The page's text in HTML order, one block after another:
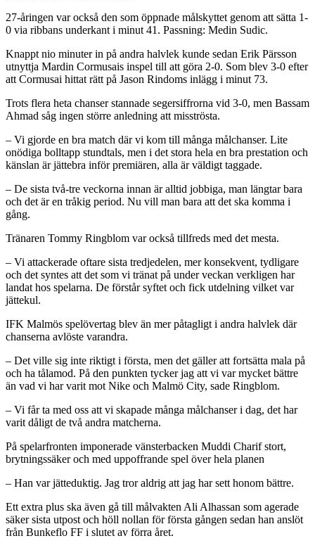
27-åringen var också den som öppnade målskyttet genom att sätta 1-
0 via ribbans underkant i minut 41. Passning: Medin Sudic.
Knappt nio minuter in på andra halvlek kunde sedan Erik Pärsson
utnyttja Mardin Cormusais inspel till att göra 2-0. Som blev 3-0 efter
att Cormusai hittat rätt på Jason Rindoms inlägg i minut 73.
Trots flera heta chanser stannade segersiffrorna vid 3-0, men Bassam
Ahmad såg ingen större anledning att misströsta.
– Vi gjorde en bra match där vi kom till många målchanser. Lite
onödiga bolltapp stundtals, men i det stora hela en bra prestation och
känslan är jättebra inför premiären, alla är väldigt taggade.
– De sista två-tre veckorna innan är alltid jobbiga, man längtar bara
och det är en tråkig period. Nu vill man bara att det ska komma i
gång.
Tränaren Tommy Ringblom var också tillfreds med det mesta.
– Vi attackerade oftare sista tredjedelen, mer konsekvent, tydligare
och det syntes att det som vi tränat på under veckan verkligen har
landat hos spelarna. De förstår syftet och fick utdelning vilket var
jättekul.
IFK Malmös spelövertag blev än mer påtagligt i andra halvlek där
chanserna avlöste varandra.
– Det ville sig inte riktigt i första, men det gäller att fortsätta mala på
och ha tålamod. På den punkten tycker jag att vi var mycket bättre
än vad vi har varit mot Nike och Malmö City, sade Ringblom.
– Vi får ta med oss att vi skapade många målchanser i dag, det har
varit dåligt de två andra matcherna.
På spelarfronten imponerade vänsterbacken Muddi Charif stort,
brytningssäker och med uppoffrande spel över hela planen
– Han var jätteduktig. Jag tror aldrig att jag har sett honom bättre.
Ett extra plus ska även gå till målvakten Ali Alhassan som agerade
säker sista utpost och höll nollan för första gången sedan han anslöt
från Bunkeflo FF i slutet av förra året.